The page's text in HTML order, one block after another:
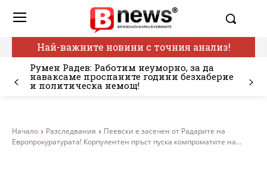
Най-важните новини с точния анализ!
Румен Радев: Работим неуморно, за да
наваксаме проспаните години безхаберие
и политическа немощ!
Начало Разследвания
Пеевски е засечен от Радарите на
Европрокуратурата! Корпулентен пръст пуска компроматите на...